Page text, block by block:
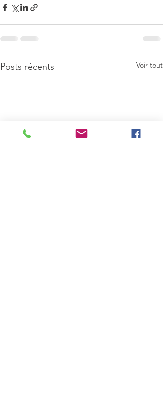
Posts récents Voir tout